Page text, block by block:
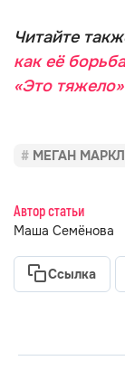
Читайте
как её
«Это тяжело»
МЕГАН МАРКЛ
Автор статьи
Маша Семёнова
Ссылка